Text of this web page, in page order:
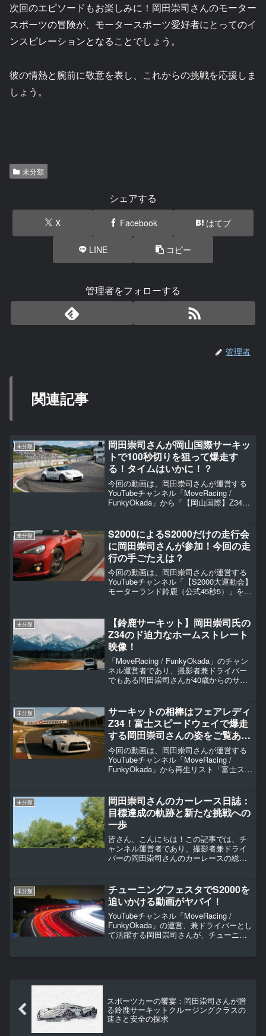
次回のエピソードもお楽しみに！岡田崇司さんのモーター
スポーツの冒険が、モータースポーツ愛好者にとってのイ
ンスピレーションとなることでしょう。
彼の情熱と腕前に敬意を表し、これからの挑戦を応援しま
しょう。
未分類
シェアする
X Facebook はてブ
LINE コピー
管理者をフォローする
管理者
関連記事
未分類
岡田崇司さんが岡山国際サーキッ
トで100秒切りを狙って爆走す
る！タイムはいかに！？
今回の動画は、岡田崇司さんが運営する
YouTubeチャンネル「MoveRacing /
FunkyOkada」から「【岡山国際】Z34で
までにGC8に乗り、...
未分類
S2000によるS2000だけの走行会
に岡田崇司さんが参加！今回の走
行の手ごたえは？
今回の動画は、岡田崇司さんが運営する
YouTubeチャンネル「【S2000大運動会】
モーターランド鈴鹿（公式45秒5）」をご
で遊んでいた車乗りでしたが、引退。
そ...
未分類
【鈴鹿サーキット】岡田崇司氏の
Z34のド迫力なホームストレート
映像！
「MoveRacing / FunkyOkada」のチャン
ネル運営者であり、撮影者兼ドライバー
でもある岡田崇司さんが40歳からのサー
鈴鹿サーキットのホームストレートを
走...
未分類
サーキットの相棒はフェアレディ
Z34！富士スピードウェイで爆走
する岡田崇司さんの姿をご覧あ
れ！
今回の動画は、岡田崇司さんが運営する
YouTubeチャンネル「MoveRacing /
FunkyOkada」から再生リスト「富士スピ
り、南大阪の峠で遊んでい...
未分類
岡田崇司さんのカーレース日誌：
目標達成の軌跡と新たな挑戦への
一歩
皆さん、こんにちは！この記事では、チ
ャンネル運営者であり、撮影者兼ドライ
バーの岡田崇司さんのカーレースの総集
を追い、鈴鹿サーキットと岡山国際サー
キットでのレー...
未分類
チューニングフェスタでS2000を
追いかける動画がヤバイ！
YouTubeチャンネル「MoveRacing /
FunkyOkada」の運営、兼ドライバーとし
て活躍する岡田崇司さんが、チューニン
スポーツカーの饗宴：岡田崇司さんが贈
る鈴鹿サーキットクルージングクラスの
速さと安全の探求